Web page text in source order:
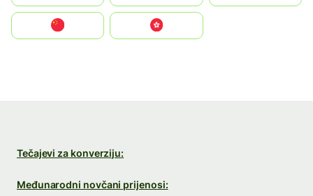
中國香港特別行政區
Tečajevi za konverziju:
Međunarodni novčani prijenosi: